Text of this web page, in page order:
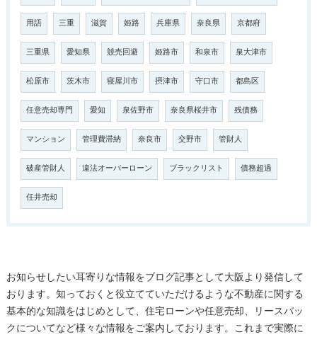
用語 三重 滋賀 姫路 兵庫県 奈良県 京都府
三重県 愛知県 競売回避 姫路市 和泉市 泉大津市
松原市 茨木市 寝屋川市 摂津市 守口市 都島区
任意売却専門 愛知 泉佐野市 奈良県桜井市 残債務
マンション 管理費滞納 奈良市 交野市 管財人
破産管財人 違法オーバーローン ブラックリスト 債務超過
任井売却
お知らせしたい耳寄りな情報をブログ記事として大阪より発信して
おります。知っておくと役立てていただけるような不動産に関する
基本的な知識をはじめとして、住宅ローンや任意売却、リースバッ
クについてなど様々な情報をご案内しております。これまで実際に